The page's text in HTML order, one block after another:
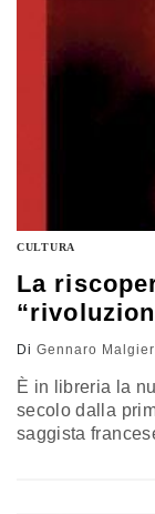
CULTURA
La
Di Gennaro
È in libreria la
secolo dalla
saggista